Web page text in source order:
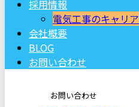
採用情報
電気工事のキャリア
会社概要
BLOG
お問い合わせ
お問い合わせ